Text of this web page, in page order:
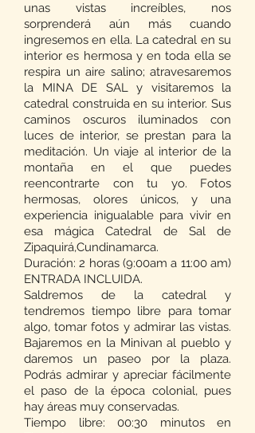
unas vistas increíbles, nos
sorprenderá aún más cuando
ingresemos en ella. La catedral en su
interior es hermosa y en toda ella se
respira un aire salino; atravesaremos
la MINA DE SAL y visitaremos la
catedral construida en su interior. Sus
caminos oscuros iluminados con
luces de interior, se prestan para la
meditación. Un viaje al interior de la
montaña en el que puedes
reencontrarte con tu yo. Fotos
hermosas, olores únicos, y una
experiencia inigualable para vivir en
esa mágica Catedral de Sal de
Zipaquirá,Cundinamarca.
Duración: 2 horas (9:00am a 11:00 am)
ENTRADA INCLUIDA.
Saldremos de la catedral y
tendremos tiempo libre para tomar
algo, tomar fotos y admirar las vistas.
Bajaremos en la Minivan al pueblo y
daremos un paseo por la plaza.
Podrás admirar y apreciar fácilmente
el paso de la época colonial, pues
hay áreas muy conservadas.
Tiempo libre: 00:30 minutos en